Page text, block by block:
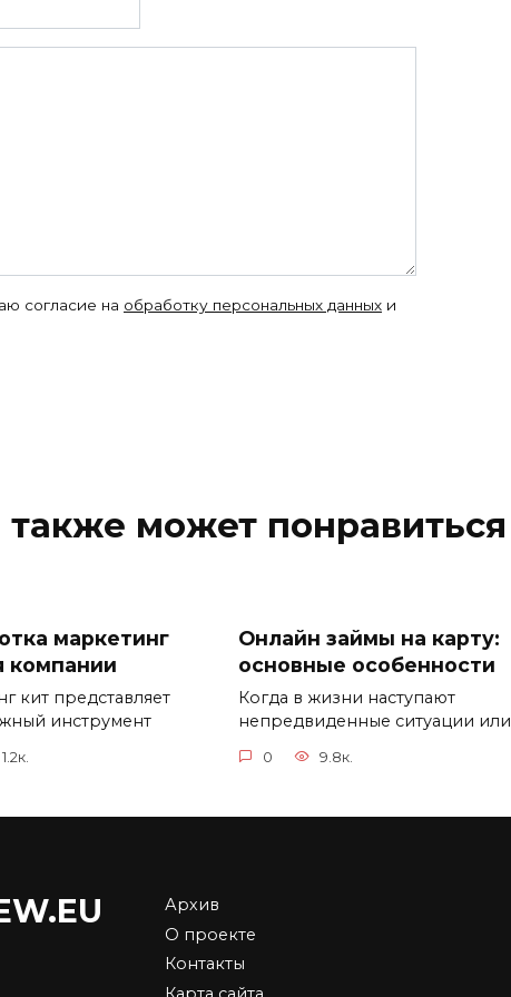
согласие на обработку персональных данных и
может понравиться
маркетинг
компании
кит представляет
инструмент
1.2к.
Онлайн займы на карту:
основные особенности
Когда в жизни наступают
непредвиденные ситуации или
0 9.8к.
биткоинов: руководство
Архив
О проекте
Контакты